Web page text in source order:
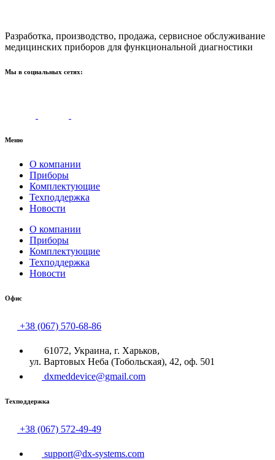
Разработка, производство, продажа, сервисное обслуживание
медицинских приборов для функциональной диагностики
Мы в социальных сетях:
Меню
О компании
Приборы
Комплектующие
Техподдержка
Новости
О компании
Приборы
Комплектующие
Техподдержка
Новости
Офис
+38 (067) 570-68-86
61072, Украина, г. Харьков,
ул. Вартовых Неба (Тобольская), 42, оф. 501
dxmeddevice@gmail.com
Техподдержка
+38 (067) 572-49-49
support@dx-systems.com